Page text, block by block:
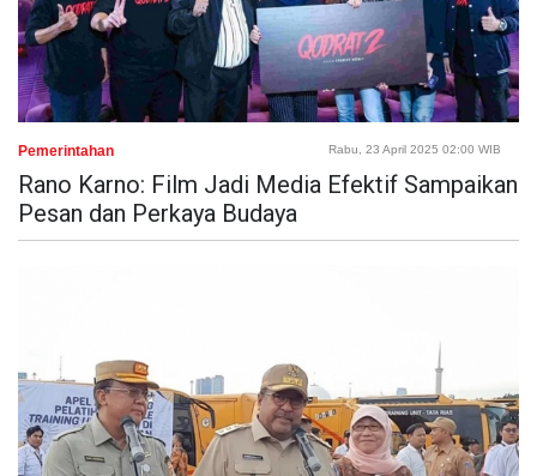
Pemerintahan Rabu, 23 April 2025 02:00 WIB
Rano Karno: Film Jadi Media Efektif Sampaikan
Pesan dan Perkaya Budaya